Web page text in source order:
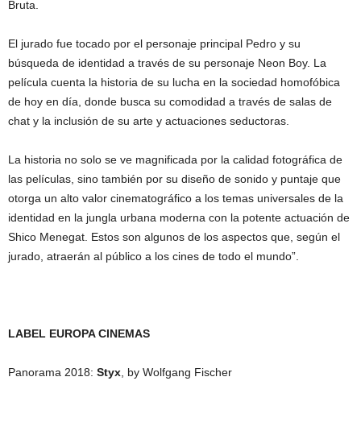
Bruta.
El jurado fue tocado por el personaje principal Pedro y su
búsqueda de identidad a través de su personaje Neon Boy. La
película cuenta la historia de su lucha en la sociedad homofóbica
de hoy en día, donde busca su comodidad a través de salas de
chat y la inclusión de su arte y actuaciones seductoras.
La historia no solo se ve magnificada por la calidad fotográfica de
las películas, sino también por su diseño de sonido y puntaje que
otorga un alto valor cinematográfico a los temas universales de la
identidad en la jungla urbana moderna con la potente actuación de
Shico Menegat. Estos son algunos de los aspectos que, según el
jurado, atraerán al público a los cines de todo el mundo”.
LABEL EUROPA CINEMAS
Panorama 2018: Styx, by Wolfgang Fischer